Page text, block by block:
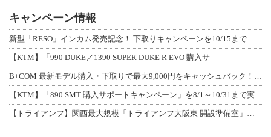
キャンペーン情報
新型「RESO」インカム発売記念！ 下取りキャンペーンを10/15まで延長して開
【KTM】「990 DUKE／1390 SUPER DUKE R EVO 購入サ
B+COM 最新モデル購入・下取りで最大9,000円をキャッシュバック！「B+F
【KTM】「890 SMT 購入サポートキャンペーン」を8/1～10/31まで実
【トライアンフ】関西最大規模「トライアンフ大阪東 開設準備室」がオープン！ 限定